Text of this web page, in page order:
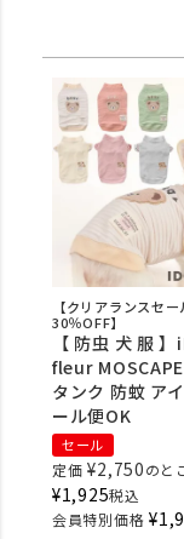
【クリアランスセー
30％OFF】
【 防虫 犬 服
fleur
タンク 防蚊 ア
ール便OK
セール
定価 ¥2,750のと
¥1,925税込
会員特別価格 ¥